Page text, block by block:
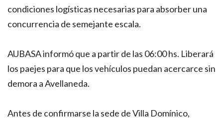
condiciones logísticas necesarias para absorber una
concurrencia de semejante escala.
AUBASA informó que a partir de las 06:00 hs. Liberará
los paejes para que los vehículos puedan acercarce sin
demora a Avellaneda.
Antes de confirmarse la sede de Villa Domínico,